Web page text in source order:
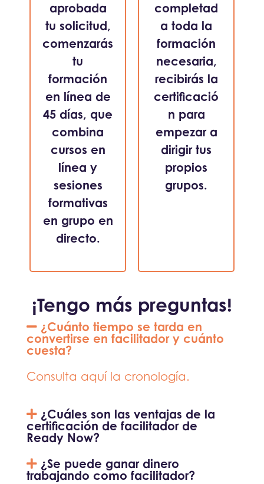
aprobada
tu solicitud,
comenzarás
tu
formación
en línea de
45 días, que
combina
cursos en
línea y
sesiones
formativas
en grupo en
directo.
completad
a toda la
formación
necesaria,
recibirás la
certificació
n para
empezar a
dirigir tus
propios
grupos.
¡Tengo más preguntas!
¿Cuánto tiempo se tarda en
convertirse en facilitador y cuánto
cuesta?
Consulta aquí la cronología.
¿Cuáles son las ventajas de la
certificación de facilitador de
Ready Now?
¿Se puede ganar dinero
trabajando como facilitador?